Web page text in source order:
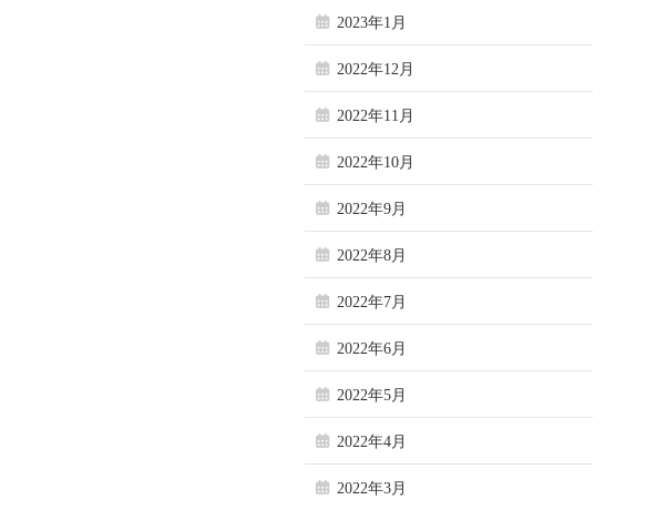
2023年1月
2022年12月
2022年11月
2022年10月
2022年9月
2022年8月
2022年7月
2022年6月
2022年5月
2022年4月
2022年3月